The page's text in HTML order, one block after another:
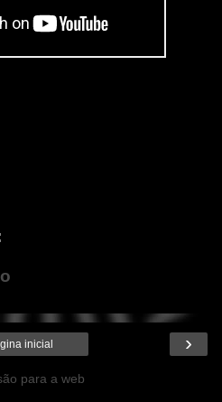
›
inicial
para a web